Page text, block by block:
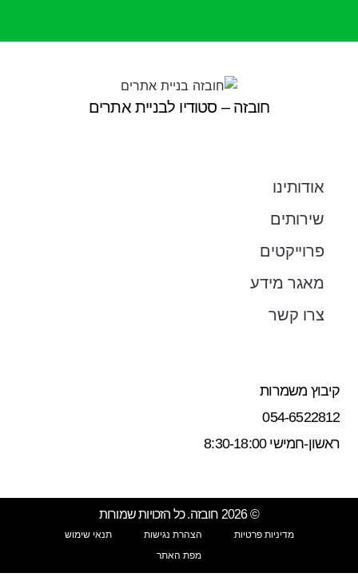
חובזה – סטודיו לבניית אתרים
אודותינו
שירותים
פרוייקטים
מאגר מידע
צרו קשר
קיבוץ משמרות
054-6522812
ראשון-חמישי 8:30-18:00
© 2026 חובזה. כל הזכויות שמורות
מדיניות פרטיות הצהרת נגישות
תנאי שימוש
מפת האתר